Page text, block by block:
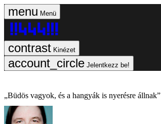
Menü
Kinézet
Jelentkezz be!
„Büdös vagyok, és a hangyák is nyerésre állnak”